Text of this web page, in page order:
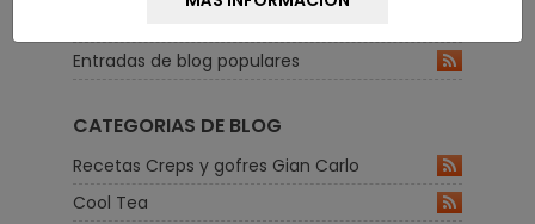
Entradas de blog populares
CATEGORIAS DE BLOG
Recetas Creps y gofres Gian Carlo
Cool Tea